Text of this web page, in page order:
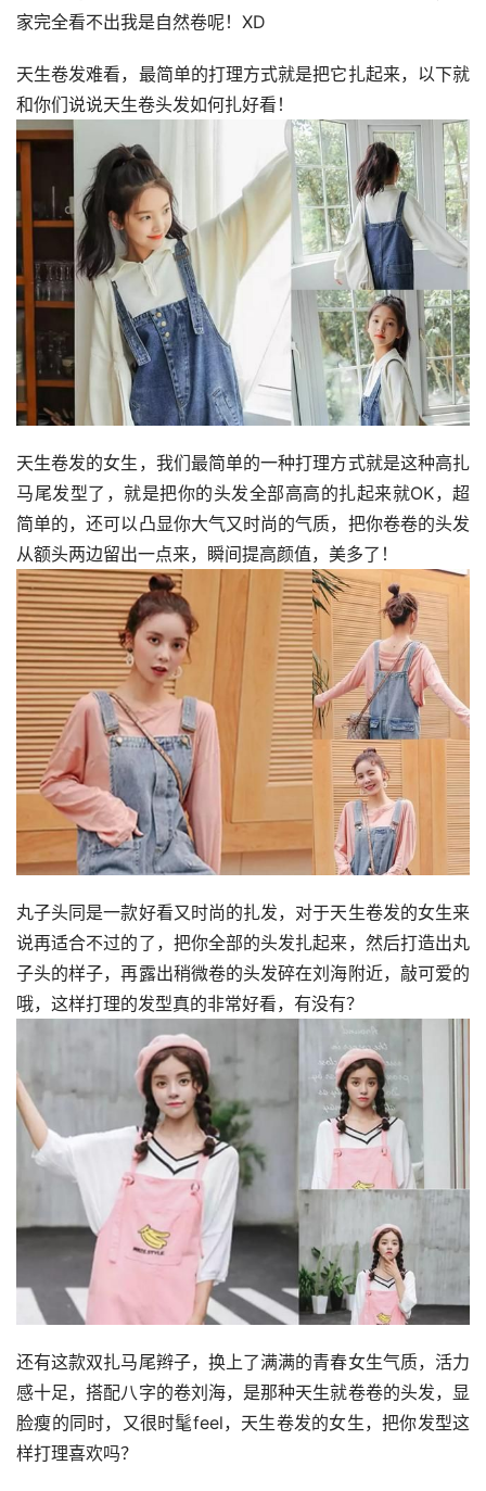
家完全看不出我是自然卷呢！XD
天生卷发难看，最简单的打理方式就是把它扎起来，以下就
和你们说说天生卷头发如何扎好看！
天生卷发的女生，我们最简单的一种打理方式就是这种高扎
马尾发型了，就是把你的头发全部高高的扎起来就OK，超
简单的，还可以凸显你大气又时尚的气质，把你卷卷的头发
从额头两边留出一点来，瞬间提高颜值，美多了！
丸子头同是一款好看又时尚的扎发，对于天生卷发的女生来
说再适合不过的了，把你全部的头发扎起来，然后打造出丸
子头的样子，再露出稍微卷的头发碎在刘海附近，敲可爱的
哦，这样打理的发型真的非常好看，有没有？
还有这款双扎马尾辫子，换上了满满的青春女生气质，活力
感十足，搭配八字的卷刘海，是那种天生就卷卷的头发，显
脸瘦的同时，又很时髦feel，天生卷发的女生，把你发型这
样打理喜欢吗？